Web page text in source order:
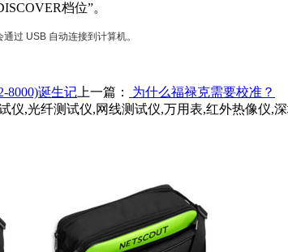
档位”。
过 USB 自动连接到计算机。
8000)诞生记 上一篇：
为什么福禄克需要校准？
仪,光纤测试仪,网线测试仪,万用表,红外热像仪,